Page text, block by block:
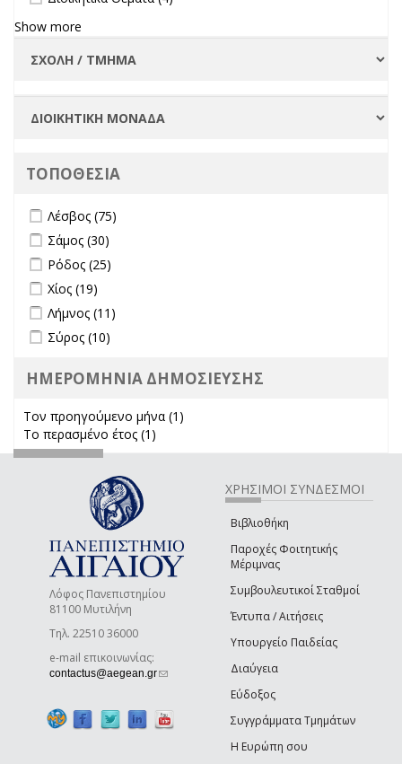
Show more
ΤΟΠΟΘΕΣΙΑ
Apply Λέσβος filter
Λέσβος (75)
Apply Σάμος filter
Σάμος (30)
Apply Ρόδος filter
Ρόδος (25)
Apply Χίος filter
Χίος (19)
Apply Λήμνος filter
Λήμνος (11)
Apply Σύρος filter
Σύρος (10)
ΗΜΕΡΟΜΗΝΙΑ ΔΗΜΟΣΙΕΥΣΗΣ
Τον προηγούμενο μήνα (1)
Το περασμένο έτος (1)
Λόφος Πανεπιστημίου
81100 Μυτιλήνη
Τηλ. 22510 36000
e-mail επικοινωνίας:
contactus@aegean.gr(link sends e-mail)
ΧΡΗΣΙΜΟΙ ΣΥΝΔΕΣΜΟΙ
Βιβλιοθήκη
Παροχές Φοιτητικής
Μέριμνας
Συμβουλευτικοί Σταθμοί
Έντυπα / Αιτήσεις
Υπουργείο Παιδείας
Διαύγεια
Εύδοξος
Συγγράμματα Τμημάτων
Η Ευρώπη σου